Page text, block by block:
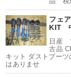
フェ
KIT
日産
古品
キット ダストブー
はありませ